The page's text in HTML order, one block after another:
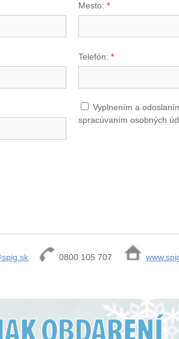
Mesto: *
Telefón: *
Vyplnením a
spracúvaním osobných
0800 105 707